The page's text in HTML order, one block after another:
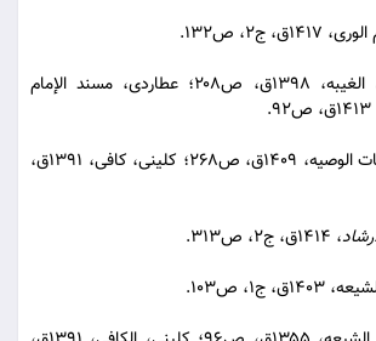
ج۲، ص۱۳۲.
شیخ طوسی، الغیبه، ۱۳۹۸ق، ص۲۰۸؛ عطاردی، مسند الإمام
مسعودی، اثبات الوصیه، ۱۴۰۹ق، ص۲۶۸؛ کلینی، کافی، ۱۳۹۱ق،
، ۱۴۱۴ق، ج۲، ص۳۱۳.
ج۱، ص۱۰۳.